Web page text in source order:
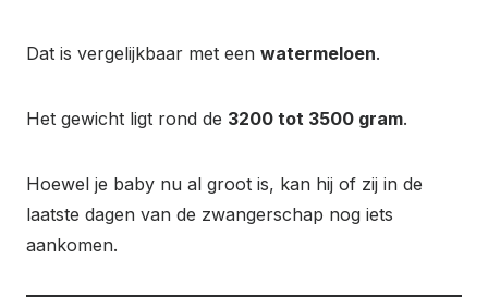
Dat is vergelijkbaar met een watermeloen.
Het gewicht ligt rond de 3200 tot 3500 gram.
Hoewel je baby nu al groot is, kan hij of zij in de
laatste dagen van de zwangerschap nog iets
aankomen.